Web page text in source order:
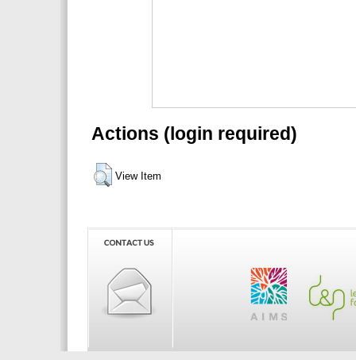
Actions (login required)
View Item